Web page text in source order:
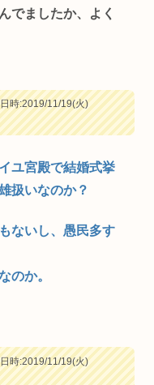
でましたか、よく
時:2019/11/19(火)
ユ宮殿で結婚式挙
扱いなのか？
ないし、愚民多す
のか。
時:2019/11/19(火)